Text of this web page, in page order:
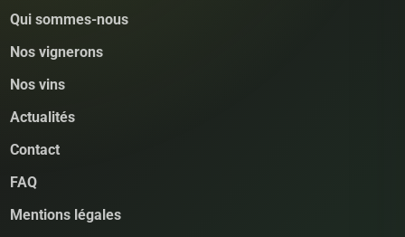
Qui sommes-nous
Nos vignerons
Nos vins
Actualités
Contact
FAQ
Mentions légales